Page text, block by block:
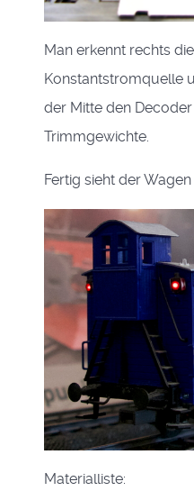
Man erkennt rechts
Konstantstromquelle
der Mitte den
Trimmgewichte.
Fertig sieht der
Materialliste: